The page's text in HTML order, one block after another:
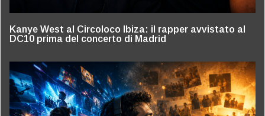
Kanye West al Circoloco Ibiza: il rapper avvistato al
DC10 prima del concerto di Madrid